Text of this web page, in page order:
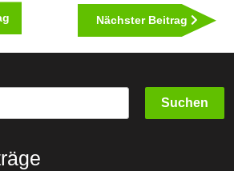
Beitrag
Nächster Beitrag
Suchen